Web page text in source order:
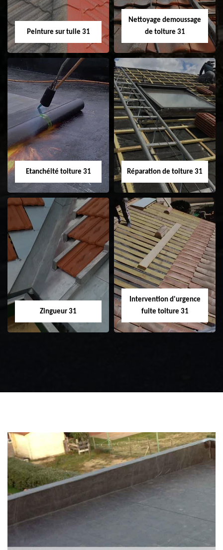
Peinture sur tuile 31
Peinture sur tuile
31
Nettoyage demoussage
de toiture 31
Nettoyage
demoussage de
toiture 31
Etanchéité toiture 31
Etanchéité toiture
31
Réparation de toiture 31
Réparation de
toiture 31
Zingueur 31
Intervention d'urgence
fuite toiture 31